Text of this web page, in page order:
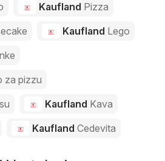
Kaufland Pizza
Kaufland Lego
za pizzu
Kaufland Kava
Kaufland Cedevita